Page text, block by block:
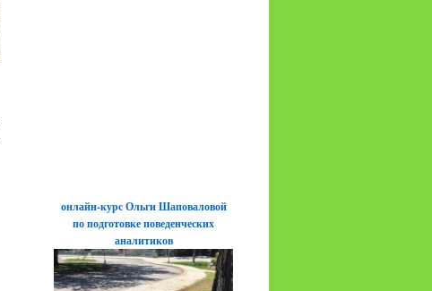
онлайн-курс Ольги Шаповаловой
по подготовке поведенческих
аналитиков